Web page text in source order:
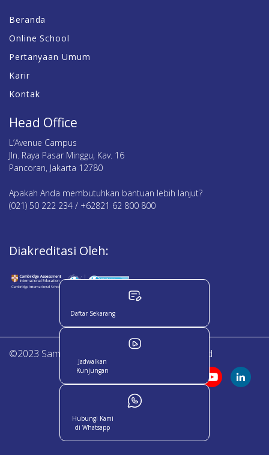
Beranda
Online School
Pertanyaan Umum
Karir
Kontak
Head Office
L’Avenue Campus
Jln. Raya Pasar Minggu, Kav. 16
Pancoran, Jakarta 12780
Apakah Anda membutuhkan bantuan lebih lanjut?
(021) 50 222 234 / +62821 62 800 800
Diakreditasi Oleh:
©2023 Sampoerna Academy. All Right Reserved
Daftar Sekarang
Jadwalkan
Kunjungan
Hubungi Kami
di Whatsapp